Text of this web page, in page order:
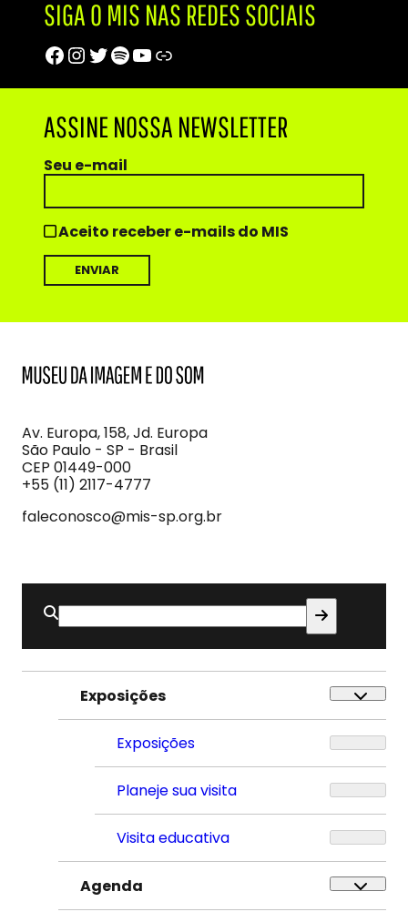
SIGA O MIS NAS REDES SOCIAIS
Facebook
Instagram
Twitter
Spotify
Youtube
Trip Advisor
ASSINE NOSSA NEWSLETTER
Seu e-mail
Aceito receber e-mails do MIS
Imagem
e
do
Som
Av. Europa, 158, Jd. Europa
São Paulo - SP - Brasil
CEP 01449-000
+55 (11) 2117-4777
faleconosco@mis-sp.org.br
Buscar
por:
Exposições
Exposições
Planeje sua visita
Visita educativa
Agenda